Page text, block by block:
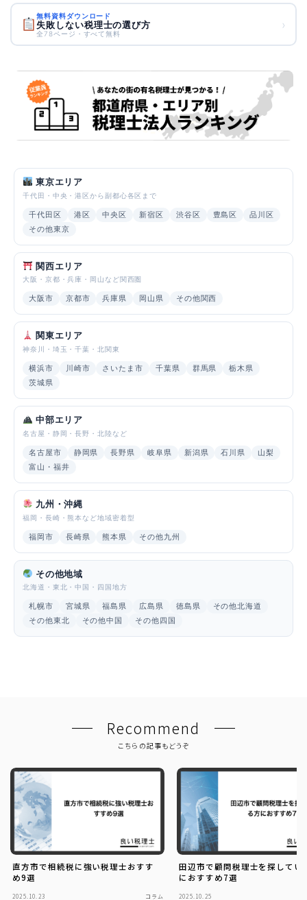
無料資料ダウンロード
失敗しない税理士の選び方
全78ページ・すべて無料
›
東京エリア
千代田・中央・港区から副都心各区まで
千代田区 港区 中央区 新宿区 渋谷区 豊島区
品川区
その他東京
関西エリア
大阪・京都・兵庫・岡山など関西圏
大阪市 京都市 兵庫県 岡山県 その他関西
関東エリア
神奈川・埼玉・千葉・北関東
横浜市 川崎市 さいたま市 千葉県 群馬県
栃木県
茨城県
中部エリア
名古屋・静岡・長野・北陸など
名古屋市 静岡県 長野県 岐阜県 新潟県 石川県
山梨
富山・福井
九州・沖縄
福岡・長崎・熊本など地域密着型
福岡市 長崎県 熊本県 その他九州
その他地域
北海道・東北・中国・四国地方
札幌市 宮城県 福島県 広島県 徳島県
その他北海道
その他東北
その他中国 その他四国
Recommend
こちらの記事もどうぞ
直方市で相続税に強い税理士おすす
め9選
2025.10.23 コラム
田辺市で顧問税理士を探してい
におすすめ7選
2025.10.25